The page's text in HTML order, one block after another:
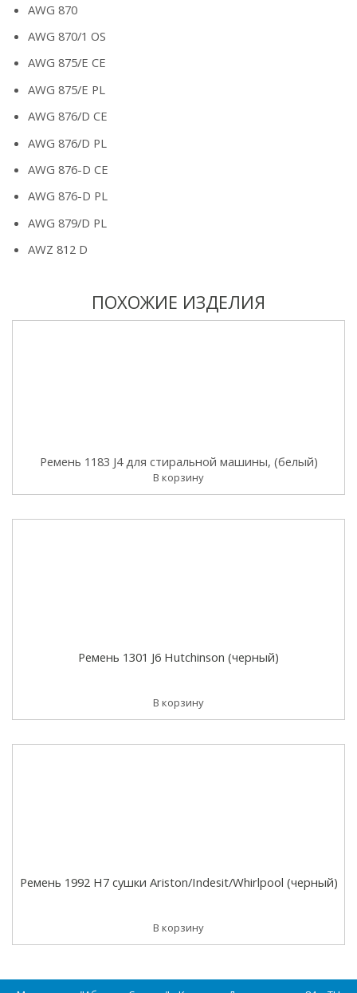
AWG 870
AWG 870/1 OS
AWG 875/E CE
AWG 875/E PL
AWG 876/D CE
AWG 876/D PL
AWG 876-D CE
AWG 876-D PL
AWG 879/D PL
AWZ 812 D
ПОХОЖИЕ ИЗДЕЛИЯ
Ремень 1183 J4 для стиральной машины, (белый)
В корзину
Ремень 1301 J6 Hutchinson (черный)
В корзину
Ремень 1992 H7 сушки Ariston/Indesit/Whirlpool (черный)
В корзину